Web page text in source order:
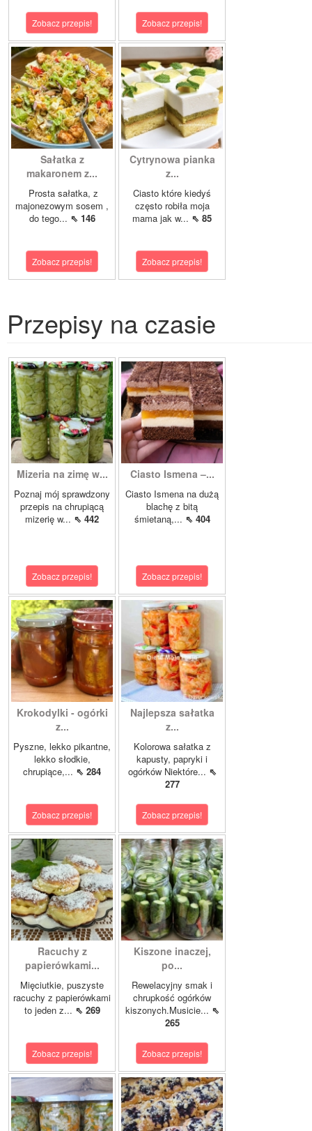
Zobacz przepis! Zobacz przepis!
Sałatka z
makaronem z...
Prosta sałatka, z
majonezowym sosem ,
do tego... ⇖ 146
Zobacz przepis!
Cytrynowa pianka
z...
Ciasto które kiedyś
często robiła moja
mama jak w... ⇖ 85
Zobacz przepis!
Przepisy na czasie
Mizeria na zimę w...
Poznaj mój sprawdzony
przepis na chrupiącą
mizerię w... ⇖ 442
Zobacz przepis!
Ciasto Ismena –...
Ciasto Ismena na dużą
blachę z bitą
śmietaną,... ⇖ 404
Zobacz przepis!
Krokodylki - ogórki
z...
Pyszne, lekko pikantne,
lekko słodkie,
chrupiące,... ⇖ 284
Zobacz przepis!
Najlepsza sałatka
z...
Kolorowa sałatka z
kapusty, papryki i
ogórków Niektóre... ⇖
277
Zobacz przepis!
Racuchy z
papierówkami...
Mięciutkie, puszyste
racuchy z papierówkami
to jeden z... ⇖ 269
Zobacz przepis!
Kiszone inaczej,
po...
Rewelacyjny smak i
chrupkość ogórków
kiszonych.Musicie... ⇖
265
Zobacz przepis!